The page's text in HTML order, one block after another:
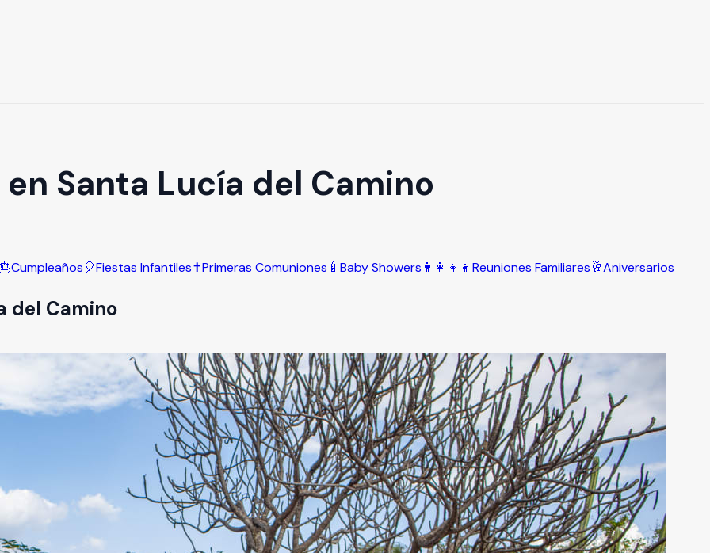
Santa Lucía del Camino
Cumpleaños🎈Fiestas Infantiles✝️Primeras Comuniones 🍼 Baby Showers 👨‍👩‍👧‍👦 Reuniones Familiares🥂Aniversarios
del Camino